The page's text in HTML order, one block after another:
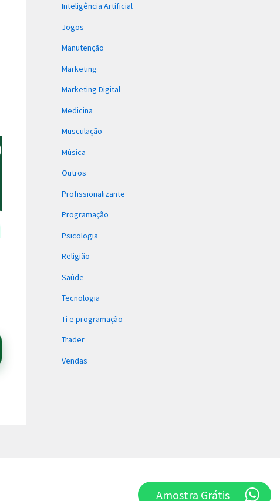
Inteligência Artificial
Jogos
Manutenção
Marketing
Marketing Digital
Medicina
Musculação
Música
Outros
Profissionalizante
Programação
Psicologia
Religião
Saúde
Tecnologia
Ti e programação
Trader
Vendas
Amostra Grátis